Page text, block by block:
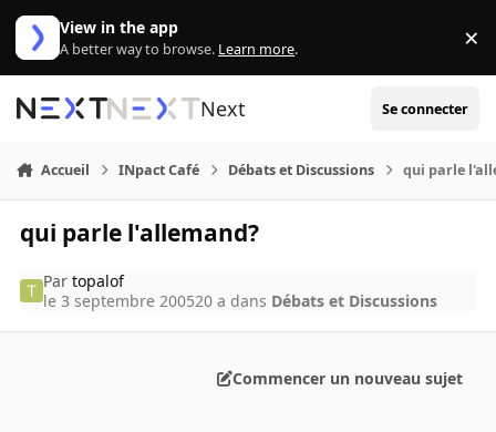
Aller au contenu
View in the app
A better way to browse. Learn more. ×
Next Se connecter
Accueil INpact Café Débats et Discussions qui parle
qui parle l'allemand?
Partopalof
le 3 septembre 200520 a dans Débats et Discussions
Commencer un nouveau sujet